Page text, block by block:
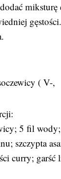
( V-,
5 fil
szczypta
curry; garść